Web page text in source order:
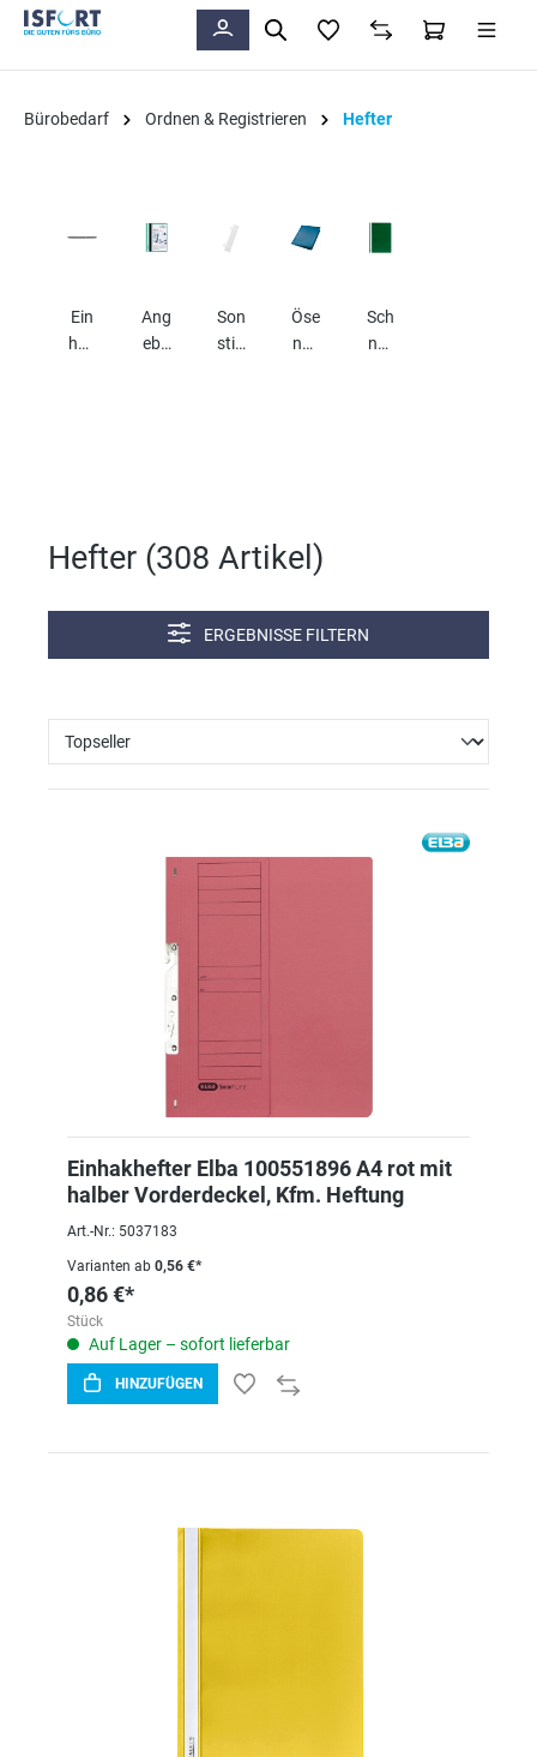
springen
Bürobedarf Ordnen & Registrieren Hefter
Ein
hak
Ang
ebo
Son
stig
Öse
nhe
Sch
nell
Hefter (308 Artikel )
ERGEBNISSE FILTERN
Einhakhefter Elba 100551896 A4 rot mit
halber Vorderdeckel, Kfm. Heftung
Art.-Nr.: 5037183
Varianten ab 0,56 €*
0,86 €*
Stück
Auf Lager – sofort lieferbar
HINZUFÜGEN